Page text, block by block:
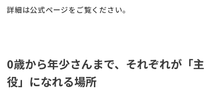
詳細は公式ページをご覧ください。
0歳から年少さんまで、それぞれが「主
役」になれる場所